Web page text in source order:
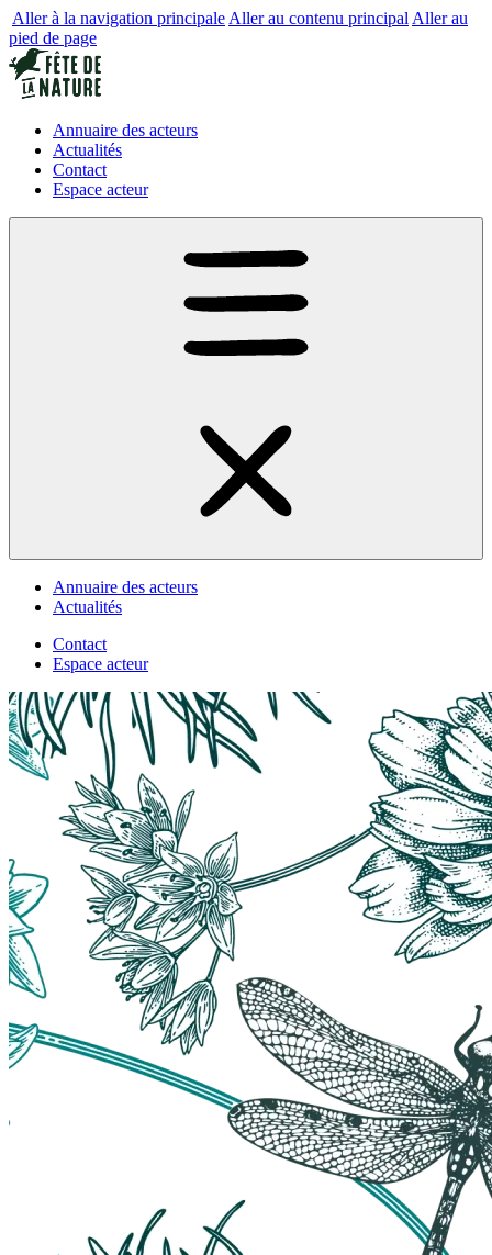
Aller à la navigation principale Aller au contenu principal Aller au
pied de page
Annuaire des acteurs
Actualités
Contact
Espace acteur
Annuaire des acteurs
Actualités
Contact
Espace acteur